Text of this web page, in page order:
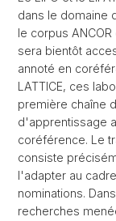
dans le domaine
le corpus
sera bientôt
annoté en
LATTICE, ces
première chaîne
d'apprentissage
coréférence. Le
consiste
l'adapter au
nominations.
recherches